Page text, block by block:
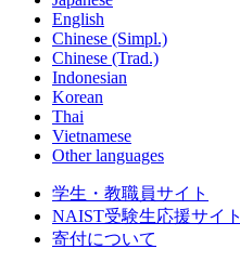
English
Chinese (Simpl.)
Chinese (Trad.)
Indonesian
Korean
Thai
Vietnamese
Other languages
学生・教職員サイト
NAIST受験生応援サイト
寄付について